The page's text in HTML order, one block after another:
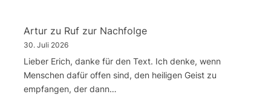
Artur zu Ruf zur Nachfolge
30. Juli 2026
Lieber Erich, danke für den Text. Ich denke, wenn
Menschen dafür offen sind, den heiligen Geist zu
empfangen, der dann…